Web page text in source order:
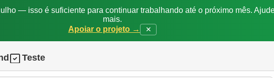
— isso é suficiente para continuar trabalhando até o próximo mês.
mais.
Apoiar o projeto →
✕
Teste